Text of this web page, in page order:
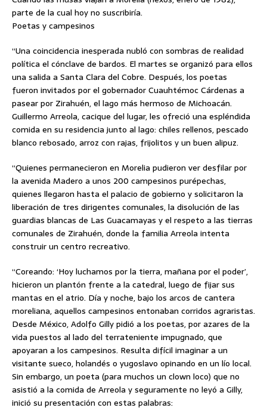
parte de la cual hoy no suscribiría.
Poetas y campesinos
“Una coincidencia inesperada nubló con sombras de realidad
política el cónclave de bardos. El martes se organizó para ellos
una salida a Santa Clara del Cobre. Después, los poetas
fueron invitados por el gobernador Cuauhtémoc Cárdenas a
pasear por Zirahuén, el lago más hermoso de Michoacán.
Guillermo Arreola, cacique del lugar, les ofreció una espléndida
comida en su residencia junto al lago: chiles rellenos, pescado
blanco rebosado, arroz con rajas, frijolitos y un buen alipuz.
“Quienes permanecieron en Morelia pudieron ver desfilar por
la avenida Madero a unos 200 campesinos purépechas,
quienes llegaron hasta el palacio de gobierno y solicitaron la
liberación de tres dirigentes comunales, la disolución de las
guardias blancas de Las Guacamayas y el respeto a las tierras
comunales de Zirahuén, donde la familia Arreola intenta
construir un centro recreativo.
“Coreando: ‘Hoy luchamos por la tierra, mañana por el poder’,
hicieron un plantón frente a la catedral, luego de fijar sus
mantas en el atrio. Día y noche, bajo los arcos de cantera
moreliana, aquellos campesinos entonaban corridos agraristas.
Desde México, Adolfo Gilly pidió a los poetas, por azares de la
vida puestos al lado del terrateniente impugnado, que
apoyaran a los campesinos. Resulta difícil imaginar a un
visitante sueco, holandés o yugoslavo opinando en un lío local.
Sin embargo, un poeta (para muchos un clown loco) que no
asistió a la comida de Arreola y seguramente no leyó a Gilly,
inició su presentación con estas palabras: